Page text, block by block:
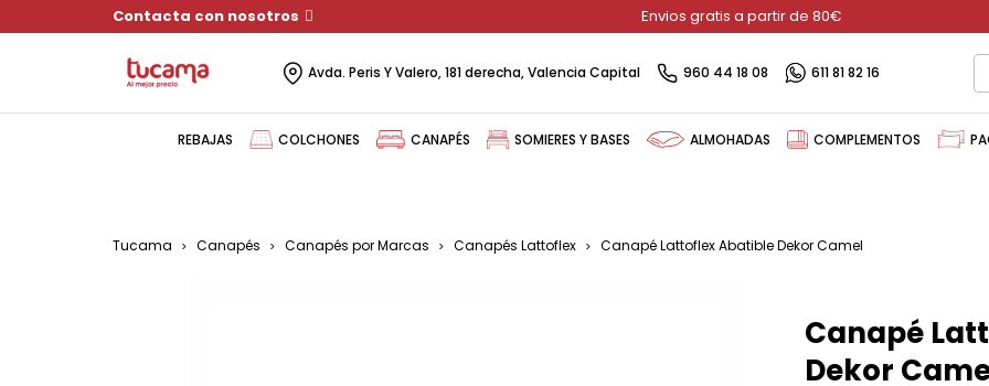
Contacta con nosotros Envios gratis a partir de 80€
Avda. Peris Y Valero, 181 derecha, Valencia Capital 960 44 18 08 611 81 82 16
REBAJAS COLCHONES CANAPÉS SOMIERES Y BASES ALMOHADAS COMPLEMENTOS
Tucama Canapés Canapés por Marcas Canapés Lattoflex Canapé Lattoflex Abatible Dekor Camel
Canapé
Dekor